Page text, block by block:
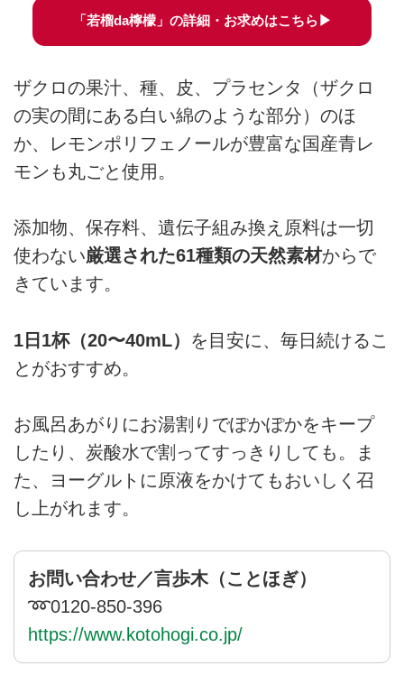
「若榴da檸檬」の詳細・お求めはこちら▶
ザクロの果汁、種、皮、プラセンタ（ザクロ
の実の間にある白い綿のような部分）のほ
か、レモンポリフェノールが豊富な国産青レ
モンも丸ごと使用。
添加物、保存料、遺伝子組み換え原料は一切
使わない厳選された61種類の天然素材からで
きています。
1日1杯（20〜40mL） を目安に、毎日続けるこ
とがおすすめ。
お風呂あがりにお湯割りでぽかぽかをキープ
したり、炭酸水で割ってすっきりしても。ま
た、ヨーグルトに原液をかけてもおいしく召
し上がれます。
お問い合わせ／言歩木（ことほぎ）
➿0120-850-396
https://www.kotohogi.co.jp/